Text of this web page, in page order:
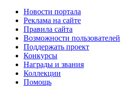
Новости портала
Реклама на сайте
Правила сайта
Возможности пользователей
Поддержать проект
Конкурсы
Награды и звания
Коллекции
Помощь